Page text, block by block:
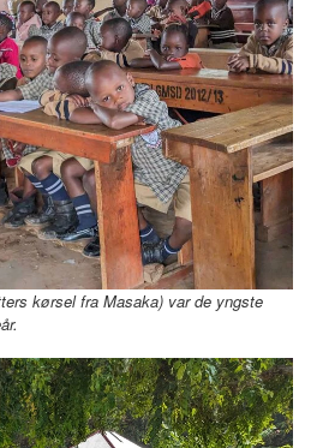
kørsel fra Masaka) var de yngste